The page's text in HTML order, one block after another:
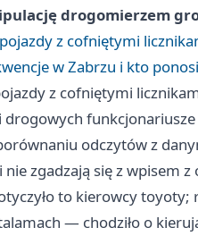
drogomierzem
z cofniętymi
w Zabrzu i kto
z cofniętymi
odczytów z
zgadzają się z wpisem
to kierowcy
— chodziło o